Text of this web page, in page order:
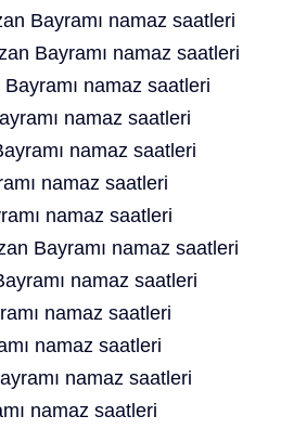
Bayramı namaz saatleri
Bayramı namaz saatleri
namaz saatleri
namaz saatleri
namaz saatleri
namaz saatleri
namaz saatleri
Bayramı namaz saatleri
namaz saatleri
namaz saatleri
namaz saatleri
namaz saatleri
namaz saatleri